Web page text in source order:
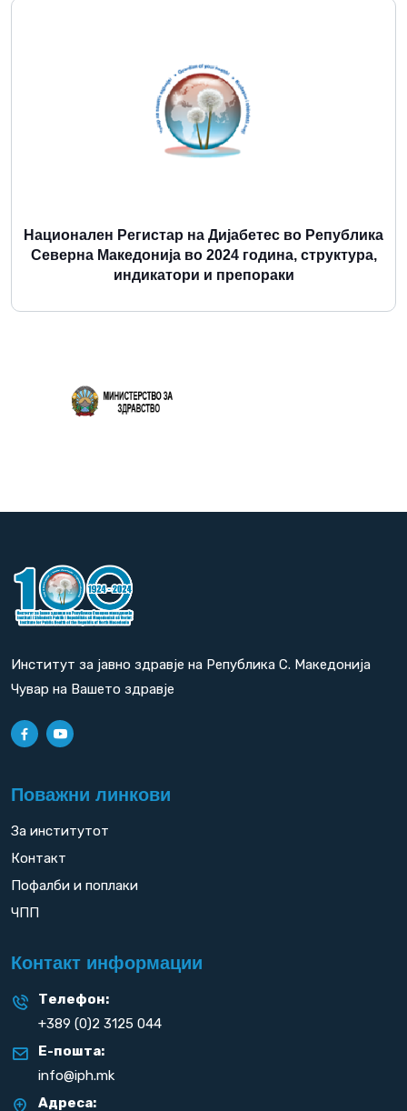
Повеќе
Национален Регистар на Дијабетес во Република
Северна Македонија во 2024 година, структура,
индикатори и препораки
Институт за јавно здравје на Република С. Македонија
Чувар на Вашето здравје
Поважни линкови
За институтот
Контакт
Пофалби и поплаки
ЧПП
Контакт информации
Телефон:
+389 (0)2 3125 044
Е-пошта:
info@iph.mk
Адреса: